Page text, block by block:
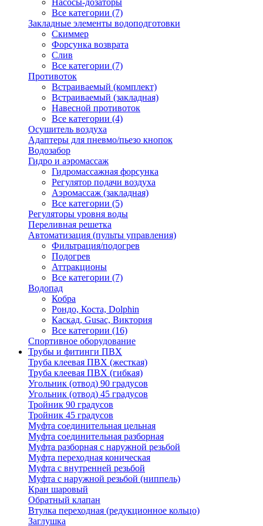
Насосы-дозаторы
Все категории (7)
Закладные элементы водоподготовки
Скиммер
Форсунка возврата
Слив
Все категории (7)
Противоток
Встраиваемый (комплект)
Встраиваемый (закладная)
Навесной противоток
Все категории (4)
Осушитель воздуха
Адаптеры для пневмо/пьезо кнопок
Водозабор
Гидро и аэромассаж
Гидромассажная форсунка
Регулятор подачи воздуха
Аэромассаж (закладная)
Все категории (5)
Регуляторы уровня воды
Переливная решетка
Автоматизация (пульты управления)
Фильтрация/подогрев
Подогрев
Аттракционы
Все категории (7)
Водопад
Кобра
Рондо, Коста, Dolphin
Каскад, Gusac, Виктория
Все категории (16)
Спортивное оборудование
Трубы и фитинги ПВХ
Труба клеевая ПВХ (жесткая)
Труба клеевая ПВХ (гибкая)
Угольник (отвод) 90 градусов
Угольник (отвод) 45 градусов
Тройник 90 градусов
Тройник 45 градусов
Муфта соединительная цельная
Муфта соединительная разборная
Муфта разборная с наружной резьбой
Муфта переходная коническая
Муфта с внутренней резьбой
Муфта с наружной резьбой (ниппель)
Кран шаровый
Обратный клапан
Втулка переходная (редукционное кольцо)
Заглушка